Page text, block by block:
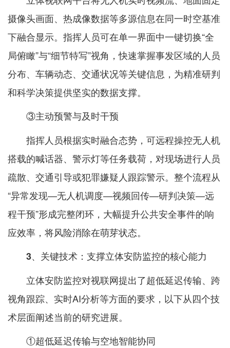
摄像头画面、热成像数据等多源信息在同一时空基准
下融合显示。指挥人员可在单一界面中一键切换“全
局俯瞰”与“细节特写”视角，快速掌握事发区域的人员
分布、车辆动态、交通状况等关键信息，为精准研判
和科学决策提供坚实的数据支撑。
③主动预警与及时干预
指挥人员根据实时融合态势，可远程操控无人机
搭载的喊话器、警示灯等任务载荷，对现场进行人员
疏散、交通引导或犯罪嫌疑人跟踪警示。整个流程从
“异常发现—无人机调度—视频回传—研判决策—远
程干预”形成完整闭环，大幅提升公共安全事件的响
应效率，将风险消除在萌芽状态。
3、关键技术：支撑立体安防监控的核心能力
立体安防监控对视联网提出了超低延迟传输、跨
视角跟踪、实时AI分析等方面的要求，以下从四个技
术层面阐述当前的研究进展。
①超低延迟传输与空地智能协同